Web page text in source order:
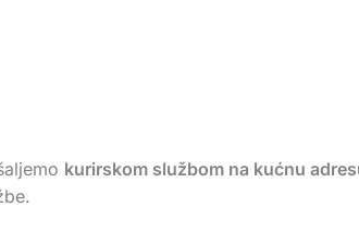
kurirskom službom na kućnu